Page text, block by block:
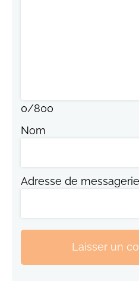
0/800
Nom
Adresse de messagerie
Laisser un